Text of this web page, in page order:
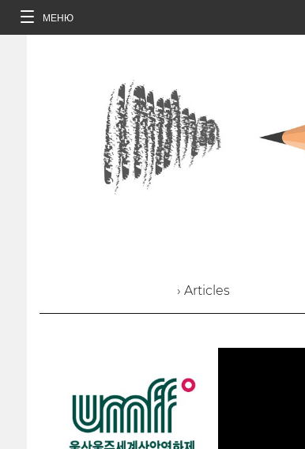
МЕНЮ
› Articles